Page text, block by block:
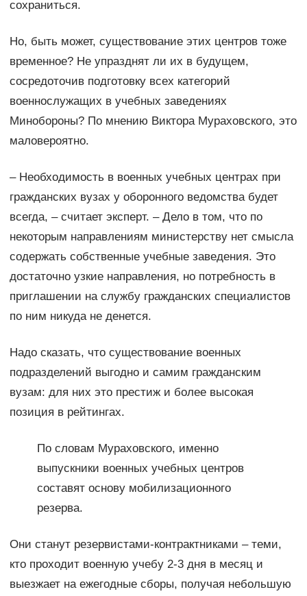
сохраниться.
Но, быть может, существование этих центров тоже
временное? Не упразднят ли их в будущем,
сосредоточив подготовку всех категорий
военнослужащих в учебных заведениях
Минобороны? По мнению Виктора Мураховского, это
маловероятно.
– Необходимость в военных учебных центрах при
гражданских вузах у оборонного ведомства будет
всегда, – считает эксперт. – Дело в том, что по
некоторым направлениям министерству нет смысла
содержать собственные учебные заведения. Это
достаточно узкие направления, но потребность в
приглашении на службу гражданских специалистов
по ним никуда не денется.
Надо сказать, что существование военных
подразделений выгодно и самим гражданским
вузам: для них это престиж и более высокая
позиция в рейтингах.
По словам Мураховского, именно
выпускники военных учебных центров
составят основу мобилизационного
резерва.
Они станут резервистами-контрактниками – теми,
кто проходит военную учебу 2-3 дня в месяц и
выезжает на ежегодные сборы, получая небольшую